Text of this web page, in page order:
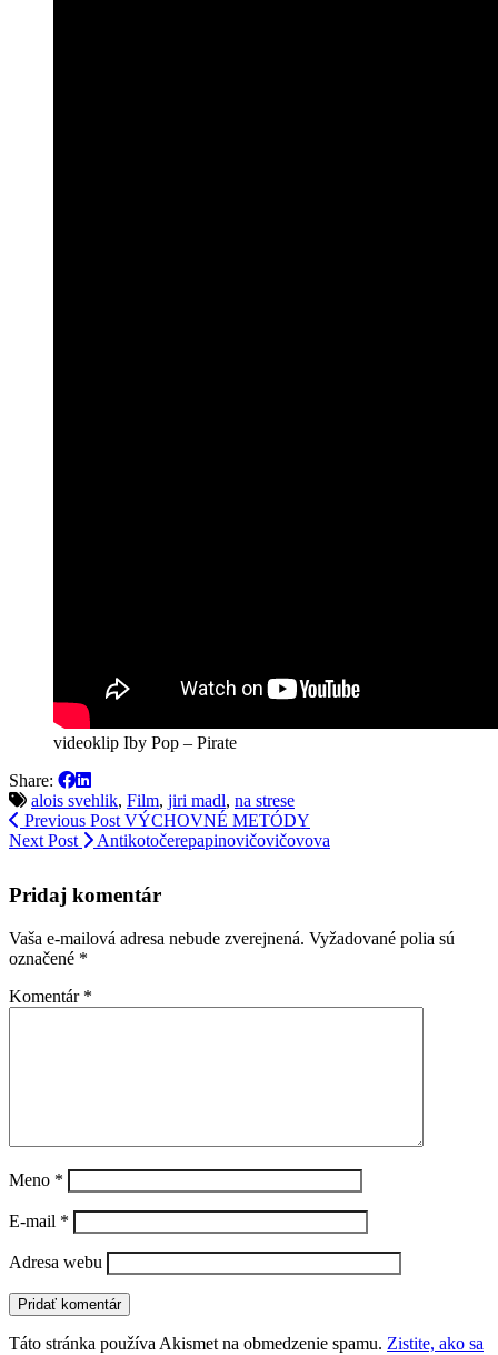
videoklip Iby Pop – Pirate
Share:
alois svehlik, Film, jiri madl, na strese
Previous Post VÝCHOVNÉ METÓDY
Next Post
Antikotočerepapinovičovičovova
Pridaj komentár
Vaša e-mailová adresa nebude zverejnená. Vyžadované polia sú
označené *
Komentár *
Meno *
E-mail *
Adresa webu
Táto stránka používa Akismet na obmedzenie spamu. Zistite, ako sa